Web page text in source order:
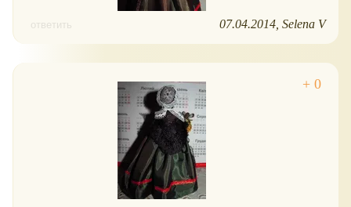
ответить 07.04.2014 Selena V